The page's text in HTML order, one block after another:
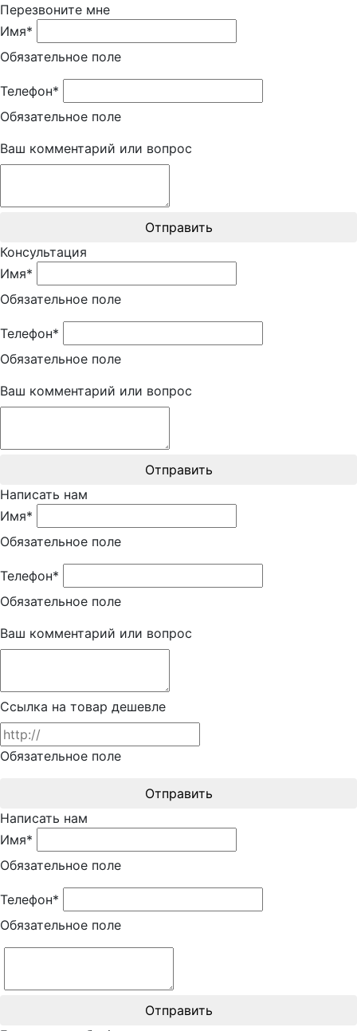
Перезвоните мне
Имя*
Обязательное поле
Телефон*
Обязательное поле
Ваш комментарий или вопрос
Отправить
Консультация
Имя*
Обязательное поле
Телефон*
Обязательное поле
Ваш комментарий или вопрос
Отправить
Написать нам
Имя*
Обязательное поле
Телефон*
Обязательное поле
Ваш комментарий или вопрос
Ссылка на товар дешевле
Обязательное поле
Отправить
Написать нам
Имя*
Обязательное поле
Телефон*
Обязательное поле
Отправить